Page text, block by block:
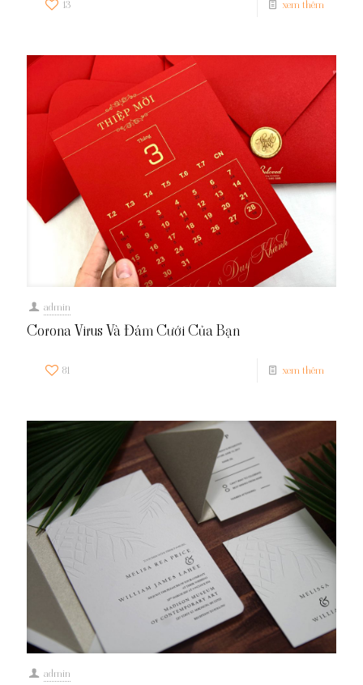
13 xem thêm
admin
Corona Virus Và Đám Cưới Của Bạn
81 xem thêm
admin